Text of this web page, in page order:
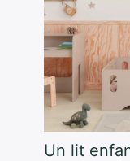
Un lit